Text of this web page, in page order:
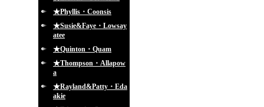
★Phyllis・Coonsis
★Susie&Faye・Lowsay
atee
★Quinton・Quam
★Thompson・Allapow
a
★Rayland&Patty・Eda
akie